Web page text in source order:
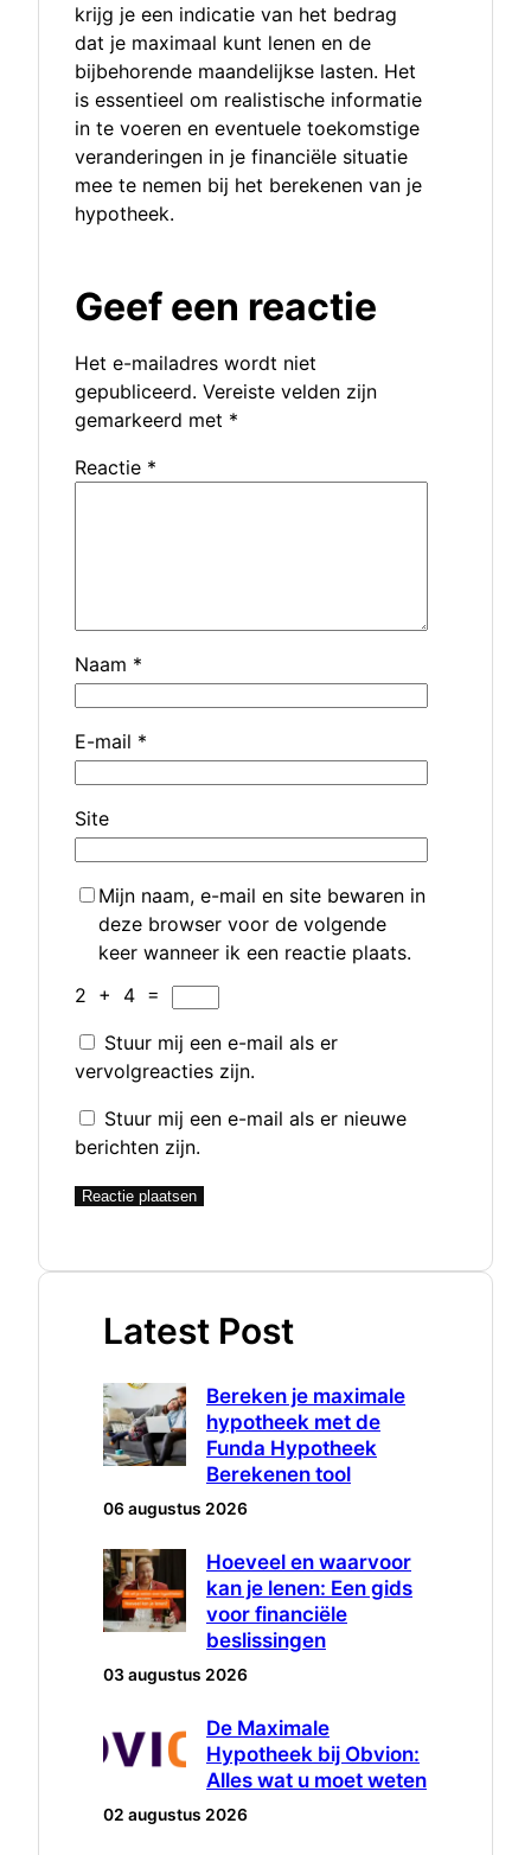
krijg je een indicatie van het bedrag
dat je maximaal kunt lenen en de
bijbehorende maandelijkse lasten. Het
is essentieel om realistische informatie
in te voeren en eventuele toekomstige
veranderingen in je financiële situatie
mee te nemen bij het berekenen van je
hypotheek.
Geef een reactie
Het e-mailadres wordt niet
gepubliceerd. Vereiste velden zijn
gemarkeerd met *
Reactie *
Naam *
E-mail *
Site
Mijn naam, e-mail en site bewaren in
deze browser voor de volgende
keer wanneer ik een reactie plaats.
2 + 4 =
Stuur mij een e-mail als er
vervolgreacties zijn.
Stuur mij een e-mail als er nieuwe
berichten zijn.
Latest Post
Bereken je maximale
hypotheek met de
Funda Hypotheek
Berekenen tool
06 augustus 2026
Hoeveel en waarvoor
kan je lenen: Een gids
voor financiële
beslissingen
03 augustus 2026
De Maximale
Hypotheek bij Obvion:
Alles wat u moet weten
02 augustus 2026